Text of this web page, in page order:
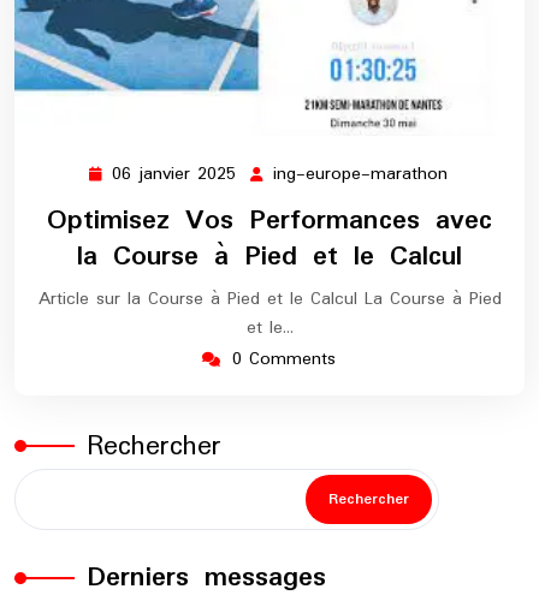
06 janvier 2025 06
janvier
2025
ing-europe-marathon
marathon
Optimisez Vos Performances avec
la Course à Pied et le Calcul
Article sur la Course à Pied et le Calcul La Course à Pied
et le…
0 Comments
Rechercher
Rechercher
Derniers messages